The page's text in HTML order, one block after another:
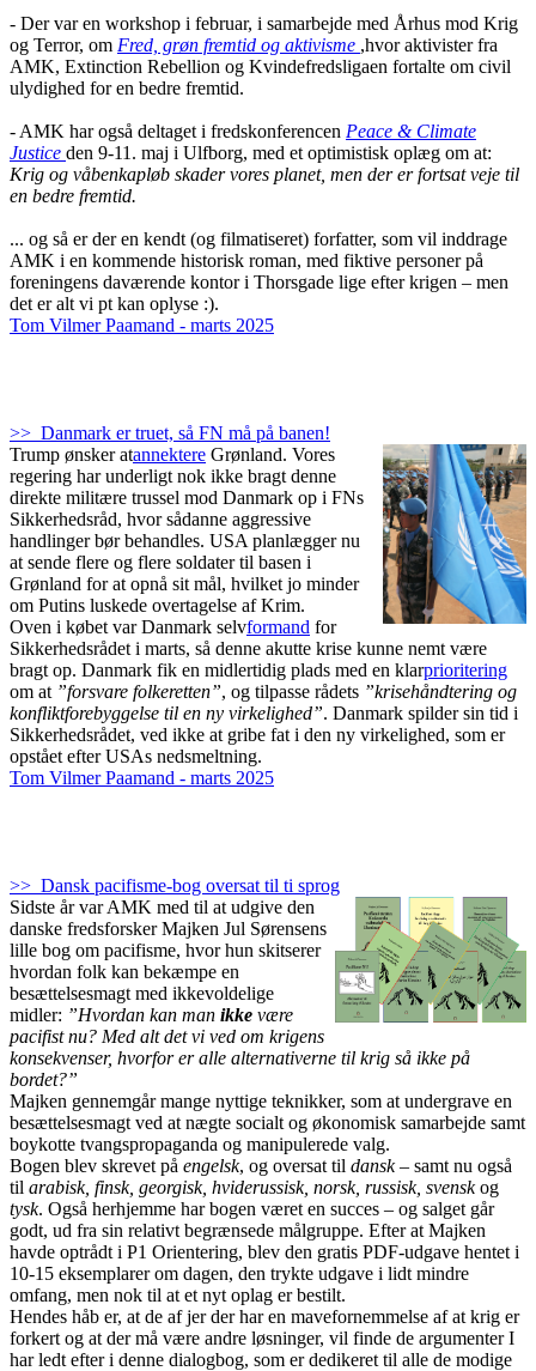
- Der var en workshop i februar, i samarbejde med Århus mod Krig
og Terror, om Fred, grøn fremtid og aktivisme ,hvor aktivister fra
AMK, Extinction Rebellion og Kvindefredsligaen fortalte om civil
ulydighed for en bedre fremtid.
- AMK har også deltaget i fredskonferencen Peace & Climate
Justice den 9-11. maj i Ulfborg, med et optimistisk oplæg om at:
Krig og våbenkapløb skader vores planet, men der er fortsat veje til
en bedre fremtid.
... og så er der en kendt (og filmatiseret) forfatter, som vil inddrage
AMK i en kommende historisk roman, med fiktive personer på
foreningens daværende kontor i Thorsgade lige efter krigen – men
det er alt vi pt kan oplyse :).
Tom Vilmer Paamand - marts 2025
>> Danmark er truet, så FN må på banen!
Trump ønsker atannektere Grønland. Vores
regering har underligt nok ikke bragt denne
direkte militære trussel mod Danmark op i FNs
Sikkerhedsråd, hvor sådanne aggressive
handlinger bør behandles. USA planlægger nu
at sende flere og flere soldater til basen i
Grønland for at opnå sit mål, hvilket jo minder
om Putins luskede overtagelse af Krim.
Oven i købet var Danmark selvformand for
Sikkerhedsrådet i marts, så denne akutte krise kunne nemt være
bragt op. Danmark fik en midlertidig plads med en klarprioritering
om at ”forsvare folkeretten”, og tilpasse rådets ”krisehåndtering og
konfliktforebyggelse til en ny virkelighed”. Danmark spilder sin tid i
Sikkerhedsrådet, ved ikke at gribe fat i den ny virkelighed, som er
opstået efter USAs nedsmeltning.
Tom Vilmer Paamand - marts 2025
>> Dansk pacifisme-bog oversat til ti sprog
Sidste år var AMK med til at udgive den
danske fredsforsker Majken Jul Sørensens
lille bog om pacifisme, hvor hun skitserer
hvordan folk kan bekæmpe en
besættelsesmagt med ikkevoldelige
midler: ”Hvordan kan man ikke være
pacifist nu? Med alt det vi ved om krigens
konsekvenser, hvorfor er alle alternativerne til krig så ikke på
bordet?”
Majken gennemgår mange nyttige teknikker, som at undergrave en
besættelsesmagt ved at nægte socialt og økonomisk samarbejde samt
boykotte tvangspropaganda og manipulerede valg.
Bogen blev skrevet på engelsk, og oversat til dansk– samt nu også
til arabisk, finsk, georgisk, hviderussisk, norsk, russisk, svenskog
tysk. Også herhjemme har bogen været en succes – og salget går
godt, ud fra sin relativt begrænsede målgruppe. Efter at Majken
havde optrådt i P1 Orientering, blev den gratis PDF-udgave hentet i
10-15 eksemplarer om dagen, den trykte udgave i lidt mindre
omfang, men nok til at et nyt oplag er bestilt.
Hendes håb er, at de af jer der har en mavefornemmelse af at krig er
forkert og at der må være andre løsninger, vil finde de argumenter I
har ledt efter i denne dialogbog, som er dedikeret til alle de modige